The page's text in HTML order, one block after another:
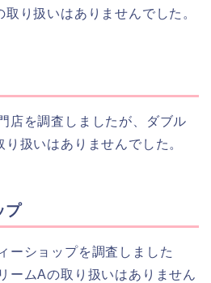
り扱いはありませんでした。
店を調査しましたが、ダブル
扱いはありませんでした。
プ
ーショップを調査しました
ームAの取り扱いはありません